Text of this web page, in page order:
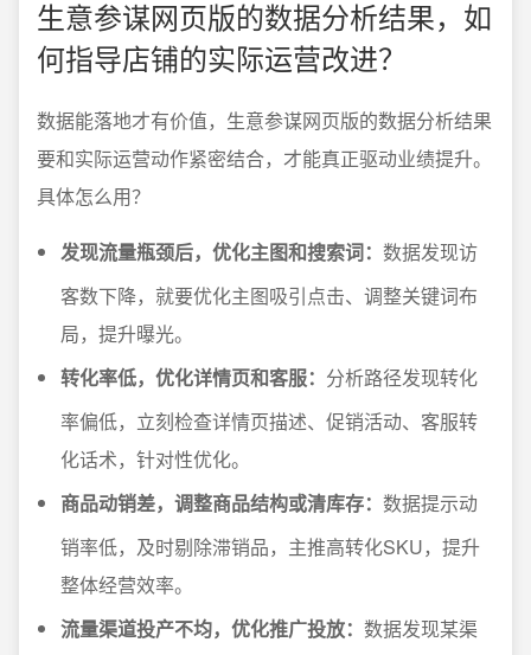
生意参谋网页版的数据分析结果，如
何指导店铺的实际运营改进？
数据能落地才有价值，生意参谋网页版的数据分析结果
要和实际运营动作紧密结合，才能真正驱动业绩提升。
具体怎么用？
发现流量瓶颈后，优化主图和搜索词： 数据发现访
客数下降，就要优化主图吸引点击、调整关键词布
局，提升曝光。
转化率低，优化详情页和客服： 分析路径发现转化
率偏低，立刻检查详情页描述、促销活动、客服转
化话术，针对性优化。
商品动销差，调整商品结构或清库存： 数据提示动
销率低，及时剔除滞销品，主推高转化SKU，提升
整体经营效率。
流量渠道投产不均，优化推广投放： 数据发现某渠